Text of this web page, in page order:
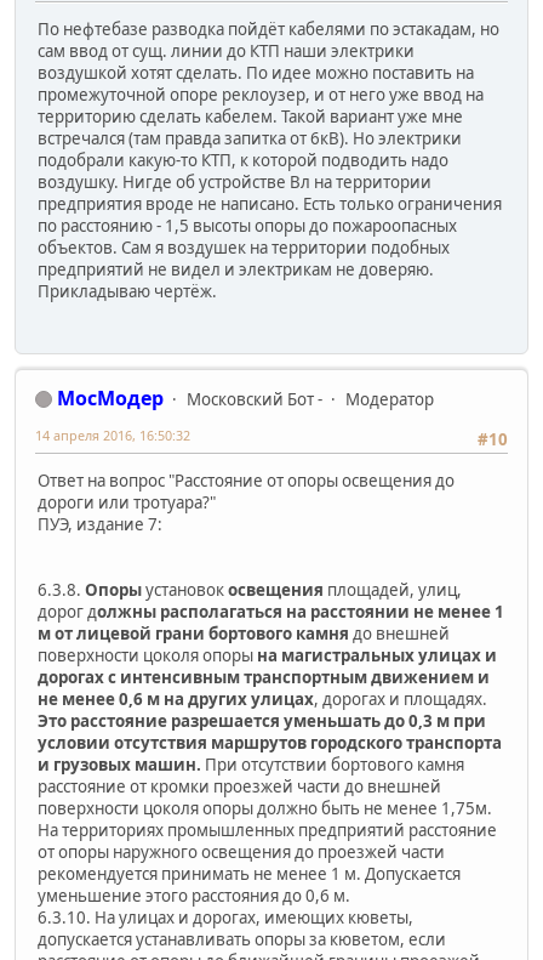
По нефтебазе разводка пойдёт кабелями по эстакадам, но
сам ввод от сущ. линии до КТП наши электрики
воздушкой хотят сделать. По идее можно поставить на
промежуточной опоре реклоузер, и от него уже ввод на
территорию сделать кабелем. Такой вариант уже мне
встречался (там правда запитка от 6кВ). Но электрики
подобрали какую-то КТП, к которой подводить надо
воздушку. Нигде об устройстве Вл на территории
предприятия вроде не написано. Есть только ограничения
по расстоянию - 1,5 высоты опоры до пожароопасных
объектов. Сам я воздушек на территории подобных
предприятий не видел и электрикам не доверяю.
Прикладываю чертёж.
МосМодер Московский Бот -
Модератор
#10
14 апреля 2016, 16:50:32
Ответ на вопрос "Расстояние от опоры освещения до
дороги или тротуара?"
ПУЭ, издание 7:
6.3.8. Опорыустановокосвещения площадей, улиц,
дорог должны располагаться на расстоянии не менее 1
м от лицевой грани бортового камня до внешней
поверхности цоколя опоры на магистральных улицах и
дорогах с интенсивным транспортным движением и
не менее 0,6 м на других улицах, дорогах и площадях.
Это расстояние разрешается уменьшать до 0,3 м при
условии отсутствия маршрутов городского транспорта
и грузовых машин. При отсутствии бортового камня
расстояние от кромки проезжей части до внешней
поверхности цоколя опоры должно быть не менее 1,75м.
На территориях промышленных предприятий расстояние
от опоры наружного освещения до проезжей части
рекомендуется принимать не менее 1 м. Допускается
уменьшение этого расстояния до 0,6 м.
6.3.10. На улицах и дорогах, имеющих кюветы,
допускается устанавливать опоры за кюветом, если